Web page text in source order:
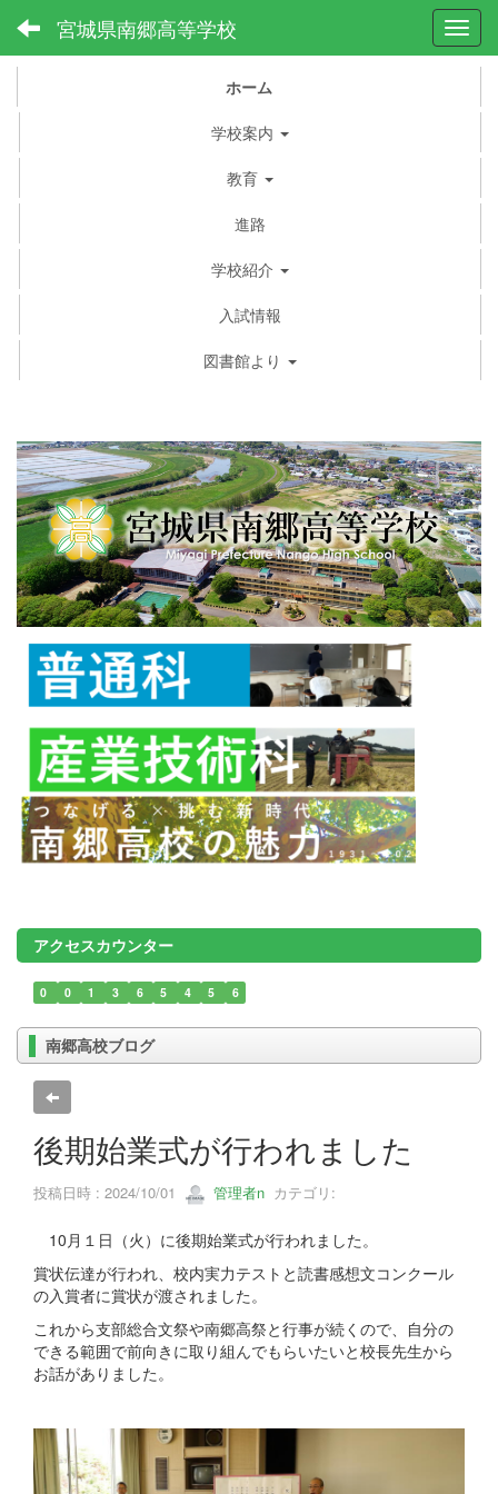
宮城県南郷高等学校
ホーム
学校案内
教育
進路
学校紹介
入試情報
図書館より
アクセスカウンター
0 0 1 3 6 5 4 5 6
南郷高校ブログ
後期始業式が行われました
投稿日時 : 2024/10/01 管理者n カテゴリ:
10月１日（火）に後期始業式が行われました。
賞状伝達が行われ、校内実力テストと読書感想文コンクール
の入賞者に賞状が渡されました。
これから支部総合文祭や南郷高祭と行事が続くので、自分の
できる範囲で前向きに取り組んでもらいたいと校長先生から
お話がありました。